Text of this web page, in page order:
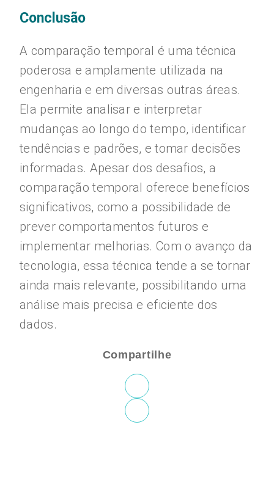
Conclusão
A comparação temporal é uma técnica
poderosa e amplamente utilizada na
engenharia e em diversas outras áreas.
Ela permite analisar e interpretar
mudanças ao longo do tempo, identificar
tendências e padrões, e tomar decisões
informadas. Apesar dos desafios, a
comparação temporal oferece benefícios
significativos, como a possibilidade de
prever comportamentos futuros e
implementar melhorias. Com o avanço da
tecnologia, essa técnica tende a se tornar
ainda mais relevante, possibilitando uma
análise mais precisa e eficiente dos
dados.
Compartilhe